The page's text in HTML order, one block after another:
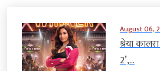
August 06,
श्रेया
2’,...